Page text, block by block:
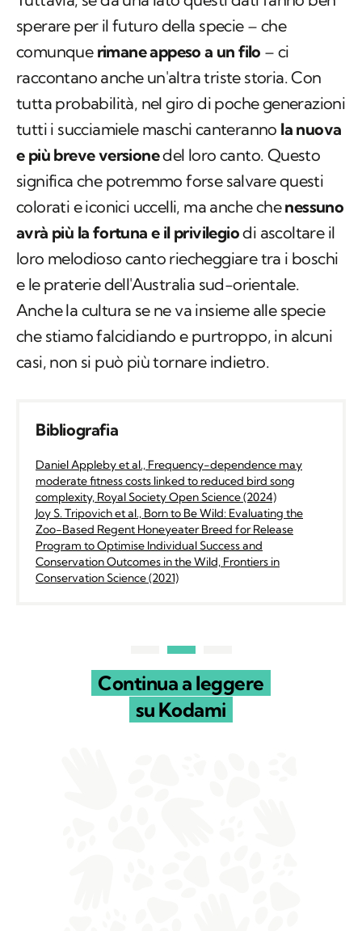
sperare per il futuro della specie – che
comunque rimane appeso a un filo – ci
raccontano anche un'altra triste storia. Con
tutta probabilità, nel giro di poche generazioni
tutti i succiamiele maschi canteranno la nuova
e più breve versionedel loro canto. Questo
significa che potremmo forse salvare questi
colorati e iconici uccelli, ma anche chenessuno
avrà più la fortuna e il privilegiodi ascoltare il
loro melodioso canto riecheggiare tra i boschi
e le praterie dell'Australia sud-orientale.
Anche la cultura se ne va insieme alle specie
che stiamo falcidiando e purtroppo, in alcuni
casi, non si può più tornare indietro.
Bibliografia
Daniel Appleby et al., Frequency-dependence may
moderate fitness costs linked to reduced bird song
complexity, Royal Society Open Science (2024)
Joy S. Tripovich et al., Born to Be Wild: Evaluating the
Zoo-Based Regent Honeyeater Breed for Release
Program to Optimise Individual Success and
Conservation Outcomes in the Wild, Frontiers in
Conservation Science (2021)
Continua a leggere
su Kodami